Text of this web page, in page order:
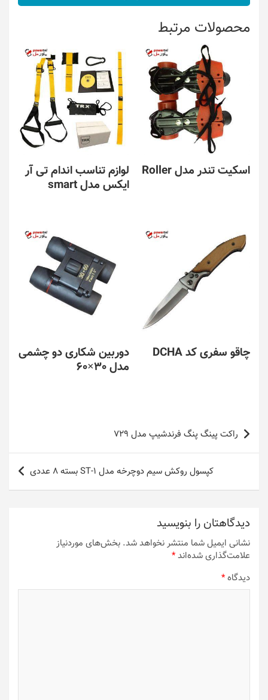
محصولات مرتبط
اسکیت تندر مدل Roller
لوازم تناسب اندام تی آر
ایکس مدل smart
چاقو سفری کد DCHA
دوربین شکاری دو چشمی
مدل 30×60
راهبری
نوشته
راکت پینگ پنگ فرندشیپ مدل 729
کپسول روکش سیم دوچرخه مدل ST-1 بسته 8 عددی
دیدگاهتان را بنویسید
نشانی ایمیل شما منتشر نخواهد شد. بخش‌های موردنیاز
علامت‌گذاری شده‌اند*
دیدگاه*